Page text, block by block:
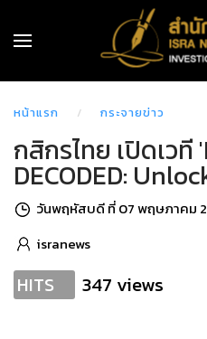
หน้าแรก กระจายข่าว
กสิกรไทย เปิดเว
DECODED:
วันพฤหัสบดี ที่ 07 พฤษภาคม
isranews
HITS 347 views